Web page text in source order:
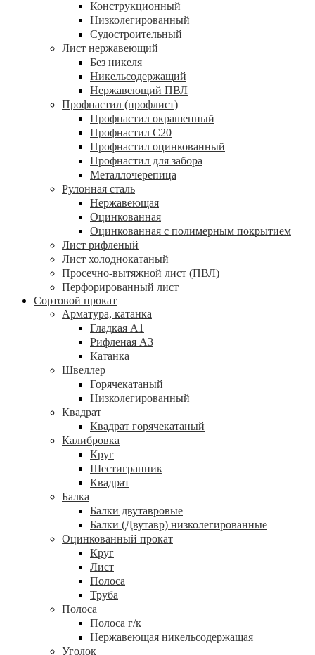
Конструкционный
Низколегированный
Судостроительный
Лист нержавеющий
Без никеля
Никельсодержащий
Нержавеющий ПВЛ
Профнастил (профлист)
Профнастил окрашенный
Профнастил С20
Профнастил оцинкованный
Профнастил для забора
Металлочерепица
Рулонная сталь
Нержавеющая
Оцинкованная
Оцинкованная с полимерным покрытием
Лист рифленый
Лист холоднокатаный
Просечно-вытяжной лист (ПВЛ)
Перфорированный лист
Сортовой прокат
Арматура, катанка
Гладкая А1
Рифленая А3
Катанка
Швеллер
Горячекатаный
Низколегированный
Квадрат
Квадрат горячекатаный
Калибровка
Круг
Шестигранник
Квадрат
Балка
Балки двутавровые
Балки (Двутавр) низколегированные
Оцинкованный прокат
Круг
Лист
Полоса
Труба
Полоса
Полоса г/к
Нержавеющая никельсодержащая
Уголок